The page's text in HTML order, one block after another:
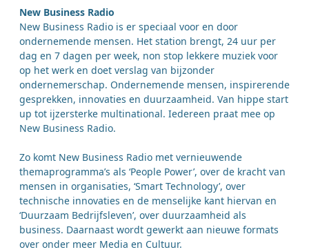
New Business Radio
New Business Radio is er speciaal voor en door
ondernemende mensen. Het station brengt, 24 uur per
dag en 7 dagen per week, non stop lekkere muziek voor
op het werk en doet verslag van bijzonder
ondernemerschap. Ondernemende mensen, inspirerende
gesprekken, innovaties en duurzaamheid. Van hippe start
up tot ijzersterke multinational. Iedereen praat mee op
New Business Radio.
Zo komt New Business Radio met vernieuwende
themaprogramma’s als ‘People Power’, over de kracht van
mensen in organisaties, ‘Smart Technology’, over
technische innovaties en de menselijke kant hiervan en
‘Duurzaam Bedrijfsleven’, over duurzaamheid als
business. Daarnaast wordt gewerkt aan nieuwe formats
over onder meer Media en Cultuur.